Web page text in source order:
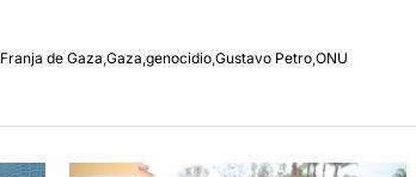
Franja de Gaza Gaza genocidio Gustavo Petro ONU